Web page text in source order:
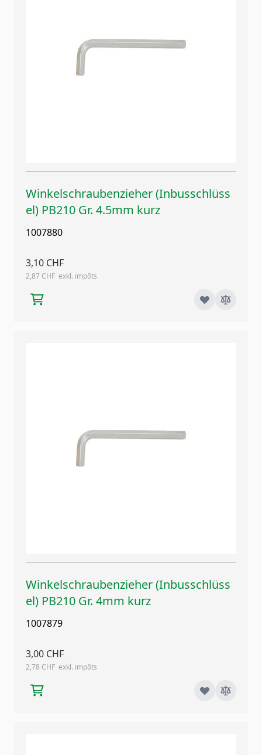
Winkelschraubenzieher (Inbusschlüss
el) PB210 Gr. 4.5mm kurz
1007880
3,10 CHF
2,87 CHF
Winkelschraubenzieher (Inbusschlüss
el) PB210 Gr. 4mm kurz
1007879
3,00 CHF
2,78 CHF